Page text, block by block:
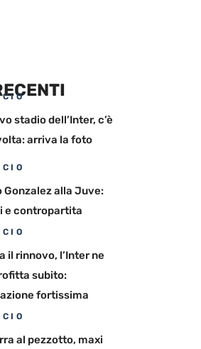
stadio dell’Inter, c’è
arriva la foto
Gonzalez alla Juve:
e contropartita
il rinnovo, l’Inter ne
subito:
fortissima
al pezzotto, maxi